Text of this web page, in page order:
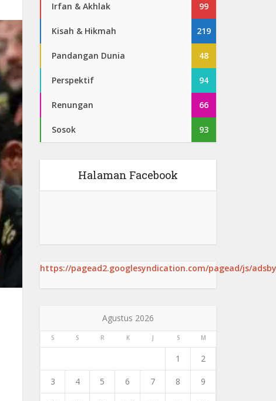
Irfan & Akhlak 99
Kisah & Hikmah 219
Pandangan Dunia 48
Perspektif 94
Renungan 66
Sosok 93
Halaman Facebook
https://pagead2.googlesyndication.com/pagead/js/
Agustus 2026
S S R K J S M
1 2
3 4 5 6 7 8 9